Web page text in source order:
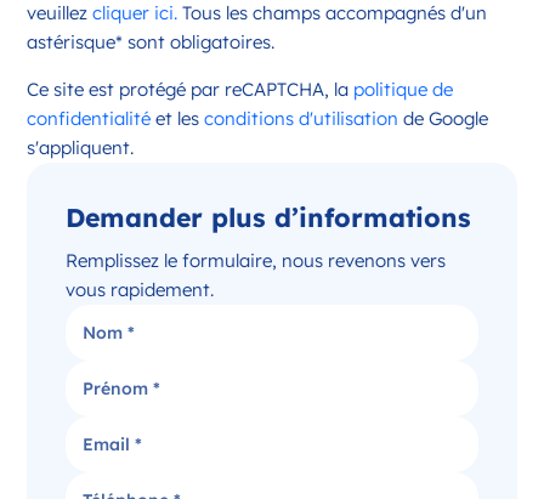
Référence: 36044
Candidater
Opportunité d’ouverture à Issoudun
Issoudun Centre-Val de Loire
France
Référence
Plus d'infos
Candidater
veuillez cliquer ici. Tous les champs accompagnés d'un
astérisque* sont obligatoires.
Ce site est protégé par reCAPTCHA, la politique de
confidentialité et les conditions d'utilisation de Google
s'appliquent.
Demander plus d’informations
Remplissez le formulaire, nous revenons vers
vous rapidement.